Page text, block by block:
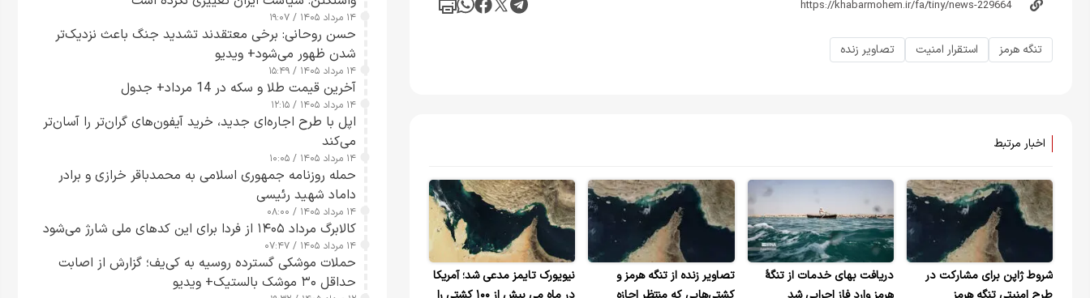
تنگه هرمز استقرار امنیت تصاویر زنده
اخبار مرتبط
شروط ژاپن برای مشارکت در
دریافت بهای خدمات از تنگهٔ
تصاویر زنده از تنگه هرمز و
نیویورک تایمز مدعی شد؛ آمریکا
۱۴ مرداد ۱۴۰۵ / ۱۹:۰۷
حسن روحانی: برخی معتقدند تشدید جنگ باعث نزدیک‌تر
شدن ظهور می‌شود+ ویدیو
۱۴ مرداد ۱۴۰۵ / ۱۵:۴۹
آخرین قیمت طلا و سکه در 14 مرداد+ جدول
۱۴ مرداد ۱۴۰۵ / ۱۲:۱۵
اپل با طرح اجاره‌ای جدید، خرید آیفون‌های گران‌تر را آسان‌تر
می‌کند
۱۴ مرداد ۱۴۰۵ / ۱۰:۰۵
حمله روزنامه جمهوری اسلامی به محمدباقر خرازی و برادر
داماد شهید رئیسی
۱۴ مرداد ۱۴۰۵ / ۰۸:۰۰
کالابرگ مرداد ۱۴۰۵ از فردا برای این کدهای ملی شارژ می‌شود
۱۴ مرداد ۱۴۰۵ / ۰۷:۴۷
حملات موشکی گسترده روسیه به کی‌یف؛ گزارش از اصابت
حداقل ۳۰ موشک بالستیک+ ویدیو